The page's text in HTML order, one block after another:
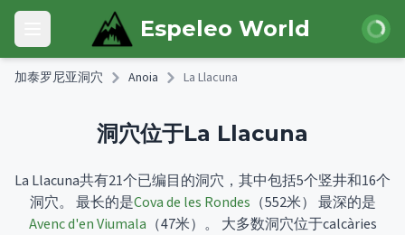
Skip to main content
Open main menu Espeleo World 登录
加泰罗尼亚洞穴 Anoia La Llacuna
洞穴位于La Llacuna
La Llacuna共有21个已编目的洞穴，其中包括5个竖井和16个
洞穴。
最长的是Cova de les Rondes （552米） 最深的是
Avenc d'en Viumala （47米）。
大多数洞穴位于calcàries